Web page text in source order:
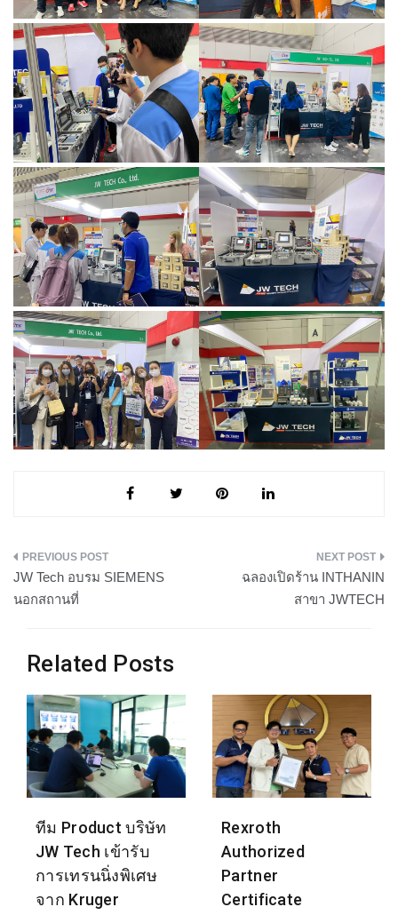
แนะแนว
เรื่อง
JW Tech อบรม SIEMENS
นอกสถานที่
ฉลองเปิดร้าน INTHANIN
สาขา JWTECH
Related Posts
ทีม Product บริษัท
JW Tech เข้ารับ
การเทรนนิ่งพิเศษ
จาก Kruger
Rexroth
Authorized
Partner
Certificate